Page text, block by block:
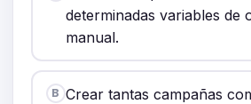
determinadas variables de
manual.
B Crear tantas campañas